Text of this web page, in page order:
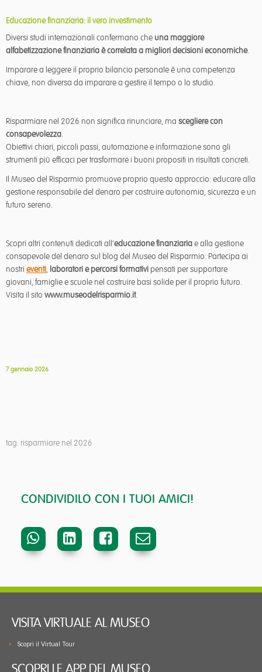
Educazione finanziaria: il vero investimento
Diversi studi internazionali confermano che una maggiore
alfabetizzazione finanziaria è correlata a migliori decisioni economiche.
Imparare a leggere il proprio bilancio personale è una competenza
chiave, non diversa da imparare a gestire il tempo o lo studio.
Risparmiare nel 2026 non significa rinunciare, ma scegliere con
consapevolezza.
Obiettivi chiari, piccoli passi, automazione e informazione sono gli
strumenti più efficaci per trasformare i buoni propositi in risultati concreti.
Il Museo del Risparmio promuove proprio questo approccio: educare alla
gestione responsabile del denaro per costruire autonomia, sicurezza e un
futuro sereno.
Scopri altri contenuti dedicati all’educazionefinanziariae alla gestione
consapevole del denaro sul blog del Museo del Risparmio. Partecipa ai
nostri eventi, laboratori e percorsi formativi pensati per supportare
giovani, famiglie e scuole nel costruire basi solide per il proprio futuro.
Visita il sito www.museodelrisparmio.it.
7 gennaio 2026
tag: risparmiare nel 2026
CONDIVIDILO CON I TUOI AMICI!
VISITA VIRTUALE AL MUSEO
Scopri il Virtual Tour